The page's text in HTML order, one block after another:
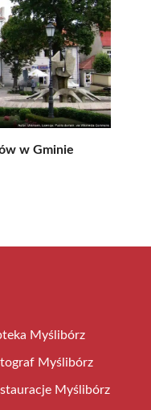
w Gminie
Myślibórz
Myślibórz
Myślibórz